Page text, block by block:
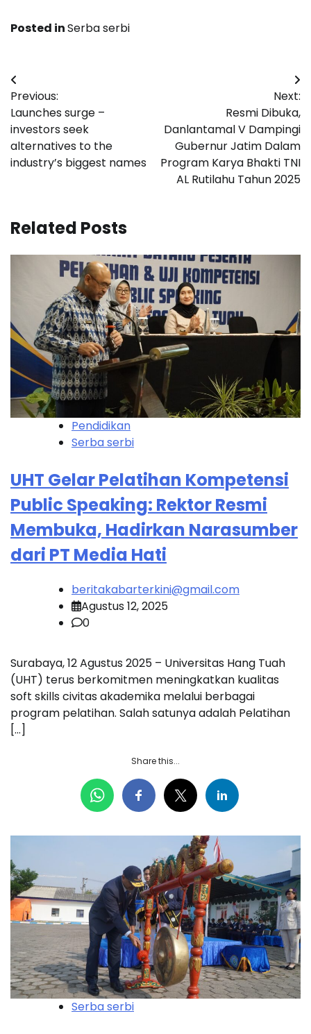
Posted inSerba serbi
Navigasi
pos
Previous:
Launches surge –
investors seek
alternatives to the
industry’s biggest names
Next:
Resmi Dibuka,
Danlantamal V Dampingi
Gubernur Jatim Dalam
Program Karya Bhakti TNI
AL Rutilahu Tahun 2025
Related Posts
Pendidikan
Serba serbi
UHT Gelar Pelatihan Kompetensi
Public Speaking: Rektor Resmi
Membuka, Hadirkan Narasumber
dari PT Media Hati
beritakabarterkini@gmail.com
Agustus 12, 2025
0
Surabaya, 12 Agustus 2025 – Universitas Hang Tuah
(UHT) terus berkomitmen meningkatkan kualitas
soft skills civitas akademika melalui berbagai
program pelatihan. Salah satunya adalah Pelatihan
[…]
Share this...
Serba serbi